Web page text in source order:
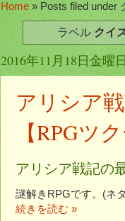
Home»Posts filed under
ラベルクイ
2016年11月18日金曜
アリシア
【RPGツ
アリシア戦記の
謎解きRPGです。(ネ
続きを読む »